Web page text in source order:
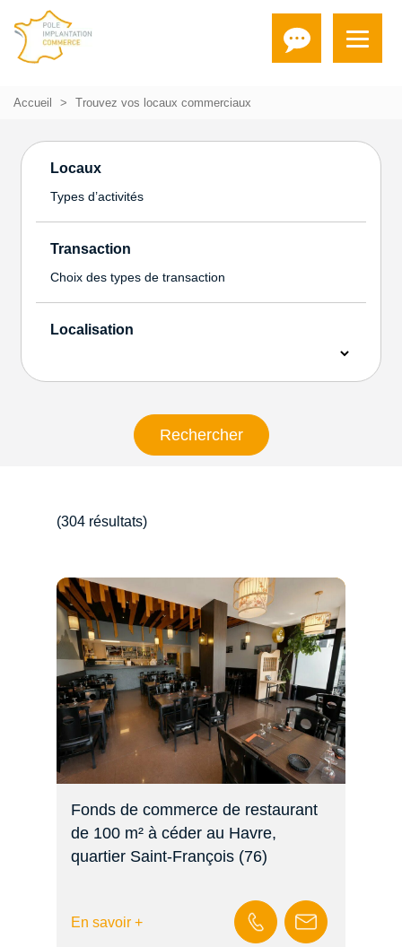
Accueil Trouvez vos locaux commerciaux
Locaux
Types d’activités
Transaction
Choix des types de transaction
Localisation
(304 résultats)
Fonds de commerce de restaurant
de 100 m² à céder au Havre,
quartier Saint-François (76)
En savoir +